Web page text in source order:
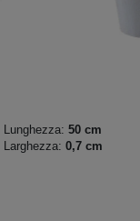
Lunghezza: 50 cm
Larghezza: 0,7 cm